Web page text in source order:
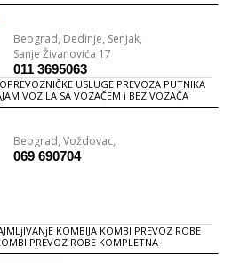
generacije Luksuzna su i poseduju klima
kafe aparat frižider VRŠIMO
Beograd, Dedinje, Senjak,
Sanje Živanovića 17
011 3695063
USLUGE PREVOZA PUTNIKA
VOZILA SA VOZAČEM i BEZ VOZAČA
Beograd,Voždovac,
069 690704
KOMBIJA KOMBI PREVOZ ROBE
PREVOZ ROBE KOMPLETNA
SLUŽBA MEĐUNARODNI TRANSPORT